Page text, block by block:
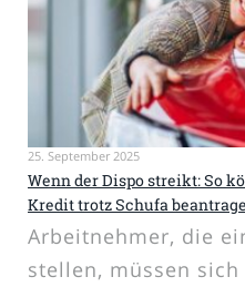
25. September 2025
Wenn der Dispo streikt: So
Kredit trotz Schufa
Arbeitnehmer, die
stellen, müssen